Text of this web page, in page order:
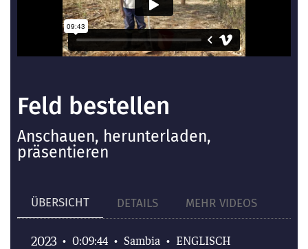
Feld bestellen
Anschauen, herunterladen,
präsentieren
ÜBERSICHT DETAILS MEHR VIDEOS
2023 • 0:09:44 • Sambia • ENGLISCH